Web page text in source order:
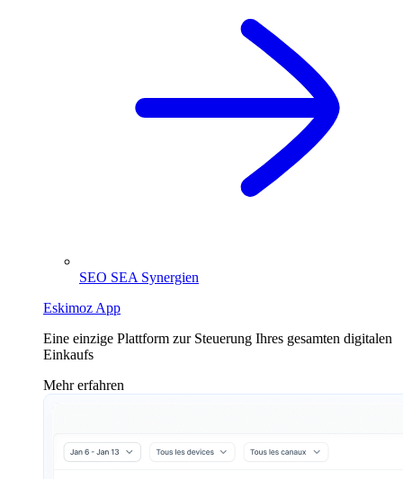
SEO SEA Synergien
Eskimoz App
Eine einzige Plattform zur Steuerung Ihres gesamten digitalen
Einkaufs
Mehr erfahren